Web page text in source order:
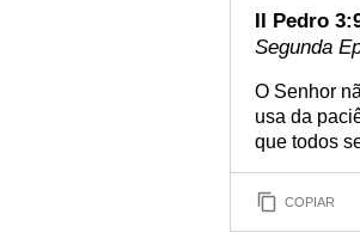
II Pedro
Segunda
O Senhor
usa da
que todos
COPIAR